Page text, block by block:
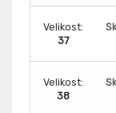
Velikost:
37
Velikost:
38